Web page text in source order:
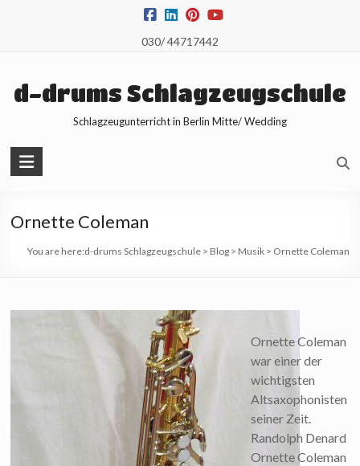
030/ 44717442
d-drums Schlagzeugschule
Schlagzeugunterricht in Berlin Mitte/ Wedding
Ornette Coleman
You are here:d-drums Schlagzeugschule> Blog> Musik> Ornette Coleman
Ornette Coleman
war einer der
wichtigsten
Altsaxophonisten
seiner Zeit.
Randolph Denard
Ornette Coleman